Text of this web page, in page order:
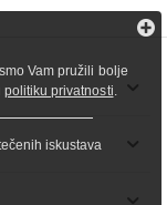
Vam pružili bolje
politiku privatnosti.
iskustava